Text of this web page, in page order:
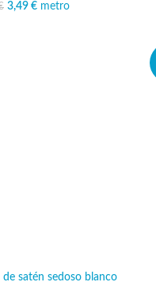
El precio original era:
3,49 € El precio actual es:
metro
de satén sedoso blanco